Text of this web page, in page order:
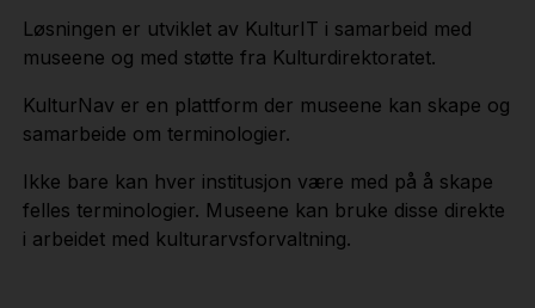
Løsningen er utviklet av KulturIT i samarbeid med
museene og med støtte fra Kulturdirektoratet.
KulturNav er en plattform der museene kan skape og
samarbeide om terminologier.
Ikke bare kan hver institusjon være med på å skape
felles terminologier. Museene kan bruke disse direkte
i arbeidet med kulturarvsforvaltning.